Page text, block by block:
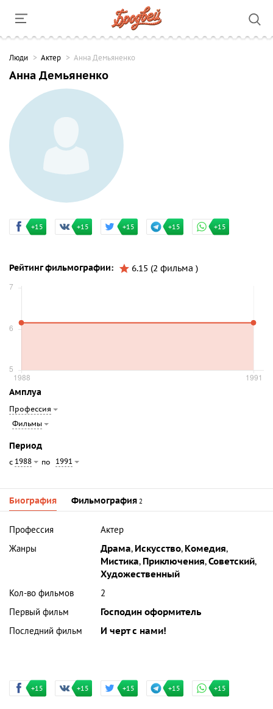
Люди Актер Анна Демьяненко
Анна Демьяненко
+15 +15 +15 +15 +15
Рейтинг фильмографии: 6.15 (2 фильма )
Амплуа
Профессия
Фильмы
Период
с 1988 по 1991
Биография Фильмография 2
Профессия
Актер
Жанры
Драма, Искусство, Комедия,
Мистика, Приключения,Советский,
Художественный
Кол-во фильмов
2
Первый фильм
Господин оформитель
Последний фильм
И черт с нами!
+15 +15 +15 +15 +15